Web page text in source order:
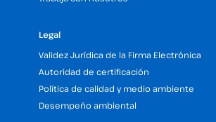
Legal
Validez Jurídica de la Firma Electrónica
Autoridad de certificación
Política de calidad y medio ambiente
Desempeño ambiental